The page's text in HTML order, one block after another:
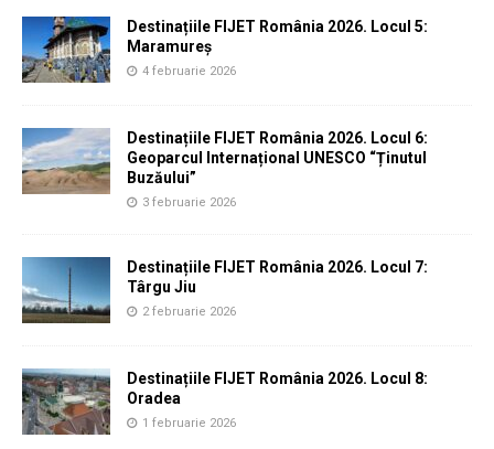
Destinațiile FIJET România 2026. Locul 5:
Maramureș
4 februarie 2026
Destinațiile FIJET România 2026. Locul 6:
Geoparcul Internațional UNESCO “Ținutul
Buzăului”
3 februarie 2026
Destinațiile FIJET România 2026. Locul 7:
Târgu Jiu
2 februarie 2026
Destinațiile FIJET România 2026. Locul 8:
Oradea
1 februarie 2026